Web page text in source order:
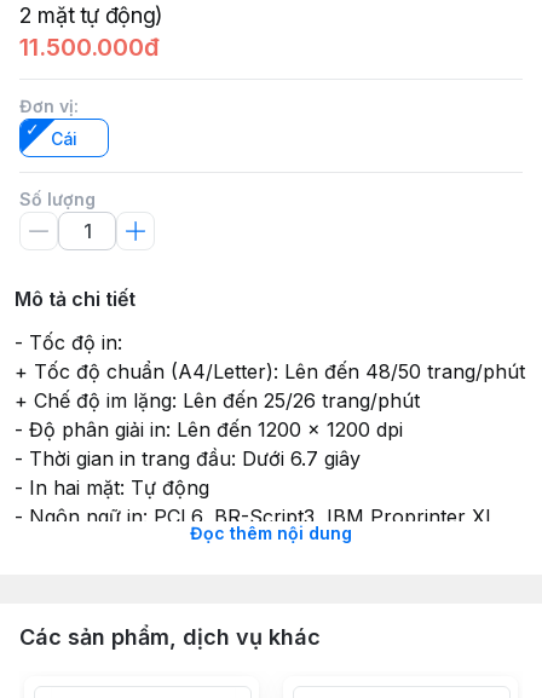
2 mặt tự động)
11.500.000đ
Đơn vị:
Cái
Số lượng
Mô tả chi tiết
- Tốc độ in:
+ Tốc độ chuẩn (A4/Letter): Lên đến 48/50 trang/phút
+ Chế độ im lặng: Lên đến 25/26 trang/phút
- Độ phân giải in: Lên đến 1200 x 1200 dpi
- Thời gian in trang đầu: Dưới 6.7 giây
- In hai mặt: Tự động
- Ngôn ngữ in: PCL6, BR-Script3, IBM Proprinter XL,
Epson FX-850, PDF Version 1.7, XPS Version 1.0
+ Cổng giao tiếp: USB 2.0, Gigabit Ethernet, Wi-Fi
+ In từ thiết bị di động: AirPrint, Mopria, Brother Mobile
Đọc thêm nội dung
Các sản phẩm, dịch vụ khác